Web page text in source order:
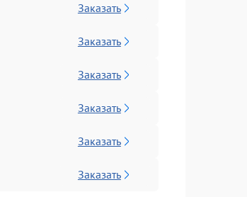
Заказать
Заказать
Заказать
Заказать
Заказать
Заказать